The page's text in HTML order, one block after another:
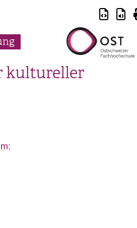
kultureller